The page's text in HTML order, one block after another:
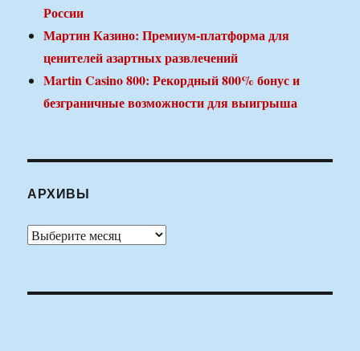
России
Мартин Казино: Премиум-платформа для
ценителей азартных развлечений
Martin Casino 800: Рекордный 800% бонус и
безграничные возможности для выигрыша
АРХИВЫ
Архивы